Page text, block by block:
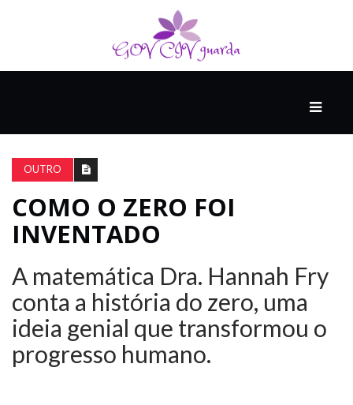
DO
THINK
COMEÇA
COM
UM
ESTRONDO
OUTRO
COMO O ZERO FOI
INVENTADO
A matemática Dra. Hannah Fry
conta a história do zero, uma
ideia genial que transformou o
progresso humano.